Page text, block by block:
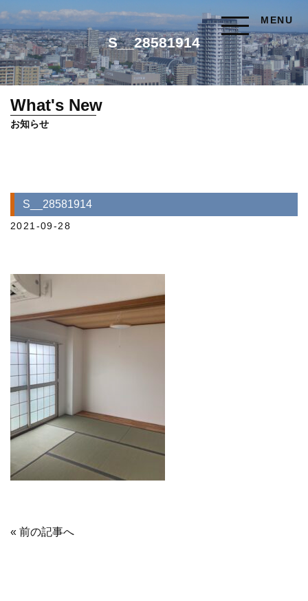
S__28581914
MENU
What's New
お知らせ
S__28581914
2021-09-28
« 前の記事へ